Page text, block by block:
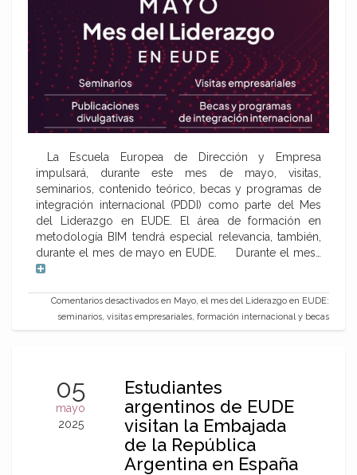
La Escuela Europea de Dirección y Empresa
impulsará, durante este mes de mayo, visitas,
seminarios, contenido teórico, becas y programas de
integración internacional (PDDI) como parte del Mes
del Liderazgo en EUDE. El área de formación en
metodología BIM tendrá especial relevancia, también,
durante el mes de mayo en EUDE. Durante el mes…
Comentarios desactivados en Mayo, el mes del Liderazgo en EUDE:
seminarios, visitas empresariales, formación internacional y becas
05
mayo
2025
Estudiantes
argentinos de EUDE
visitan la Embajada
de la República
Argentina en España